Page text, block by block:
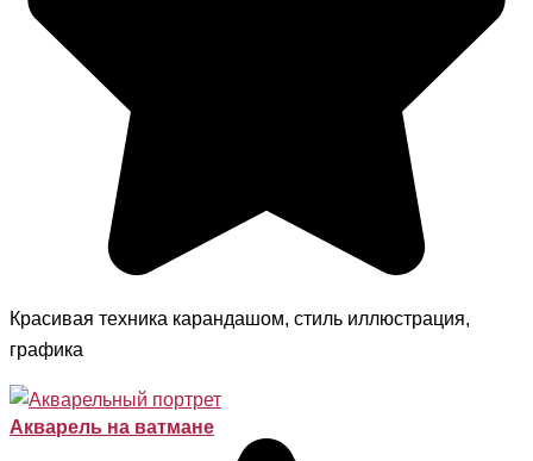
Красивая техника карандашом, стиль иллюстрация,
графика
Акварель на ватмане